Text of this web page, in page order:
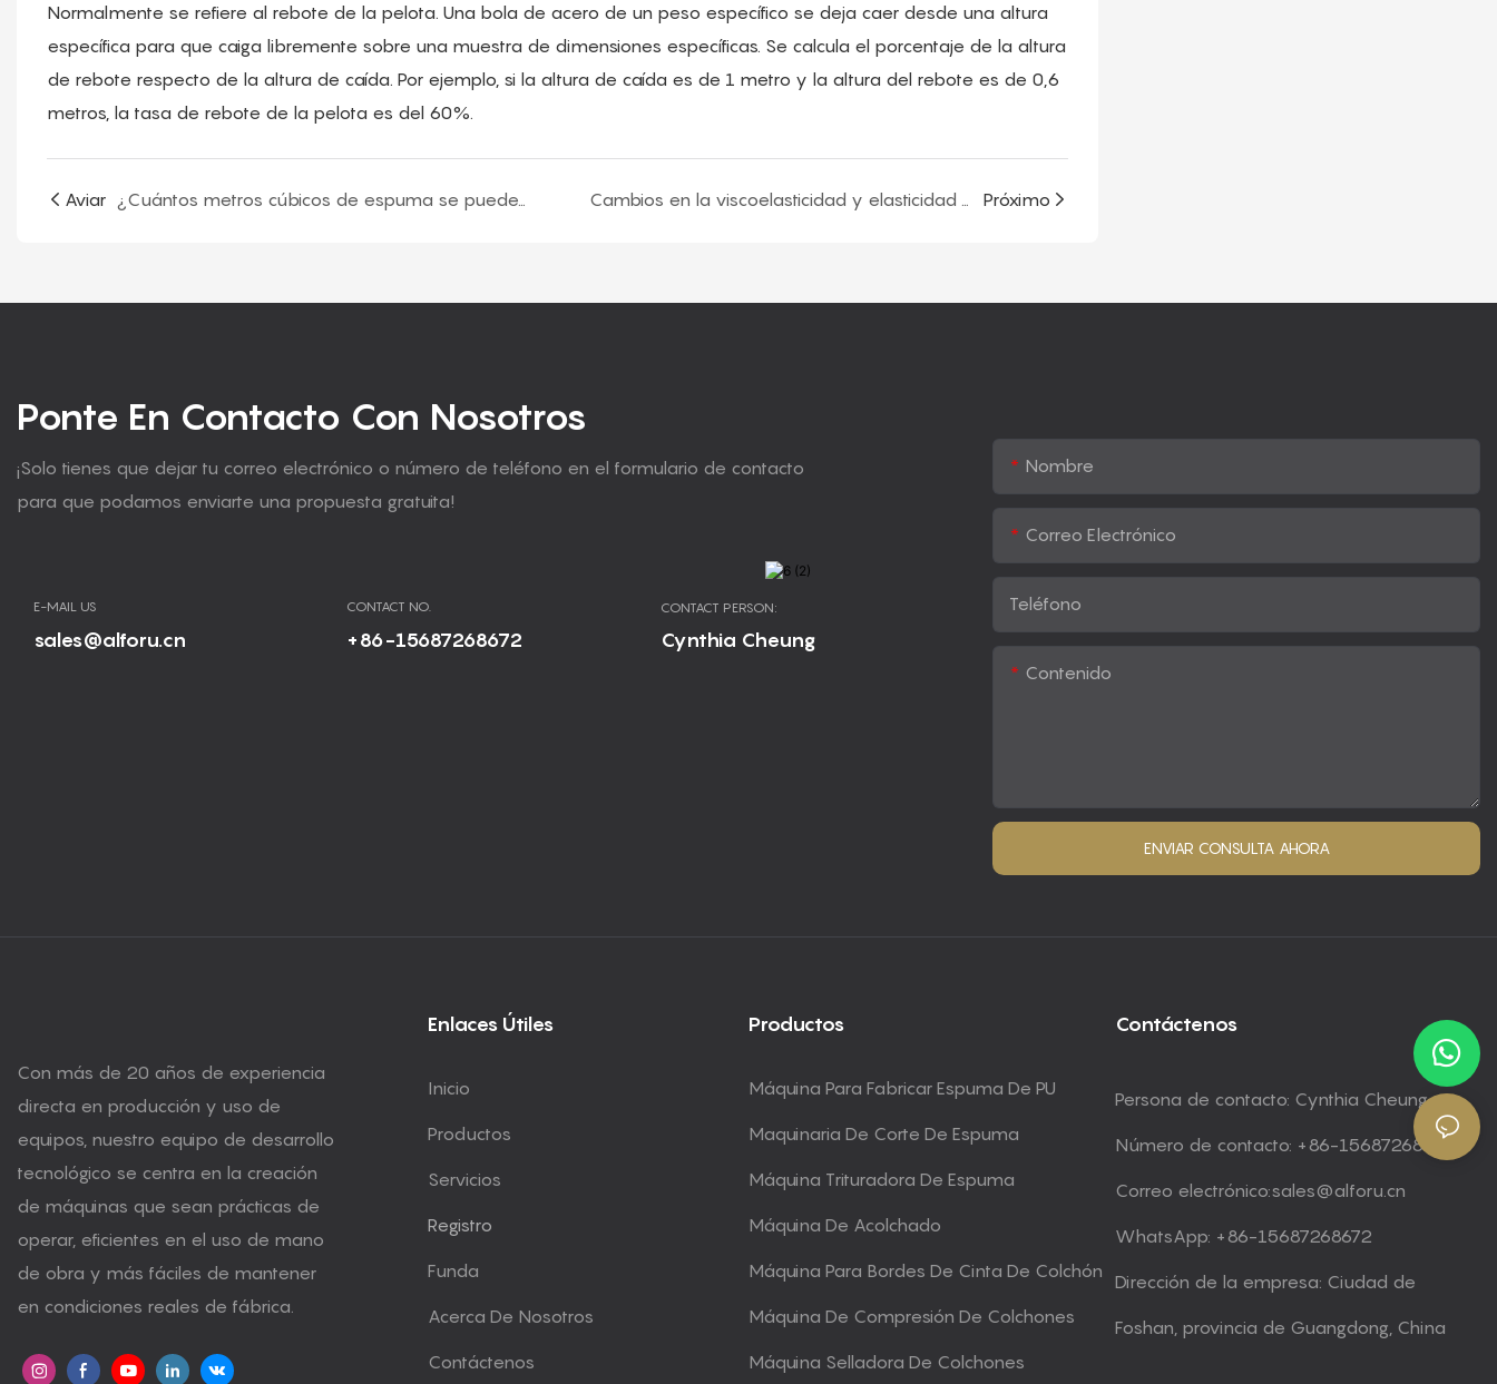
Normalmente se refiere al rebote de la pelota. Una bola de acero de un peso específico se deja caer desde una altura
específica para que caiga libremente sobre una muestra de dimensiones específicas. Se calcula el porcentaje de la altura
de rebote respecto de la altura de caída. Por ejemplo, si la altura de caída es de 1 metro y la altura del rebote es de 0,6
metros, la tasa de rebote de la pelota es del 60%.
Aviar ¿Cuántos metros cúbicos de espuma se pueden producir a partir de una tonelada de materia prima PU? Cambios en la viscoelasticidad y elasticidad durante el proceso de formación de espuma de espuma de poliuretano Próximo
Ponte En Contacto Con Nosotros
¡Solo tienes que dejar tu correo electrónico o número de teléfono en el formulario de contacto
para que podamos enviarte una propuesta gratuita!
E-MAIL US
sales@alforu.cn
CONTACT NO.
+86-15687268672
CONTACT PERSON:
Cynthia Cheung
Nombre
Correo Electrónico
Teléfono
Contenido
ENVIAR CONSULTA AHORA
Con más de 20 años de experiencia
directa en producción y uso de
equipos, nuestro equipo de desarrollo
tecnológico se centra en la creación
de máquinas que sean prácticas de
operar, eficientes en el uso de mano
de obra y más fáciles de mantener
en condiciones reales de fábrica.
Enlaces Útiles
Inicio
Productos
Servicios
Registro
Funda
Acerca De Nosotros
Contáctenos
Productos
Máquina Para Fabricar Espuma De PU
Maquinaria De Corte De Espuma
Máquina Trituradora De Espuma
Máquina De Acolchado
Máquina Para Bordes De Cinta De Colchón
Máquina De Compresión De Colchones
Máquina Selladora De Colchones
Contáctenos
Persona de contacto: Cynthia Cheung
Número de contacto: +86-15687268672
Correo electrónico:sales@alforu.cn
WhatsApp: +86-15687268672
Dirección de la empresa: Ciudad de
Foshan, provincia de Guangdong, China